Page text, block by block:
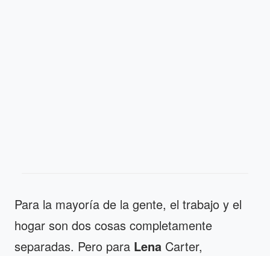
Para la mayoría de la gente, el trabajo y el
hogar son dos cosas completamente
separadas. Pero para Lena Carter,